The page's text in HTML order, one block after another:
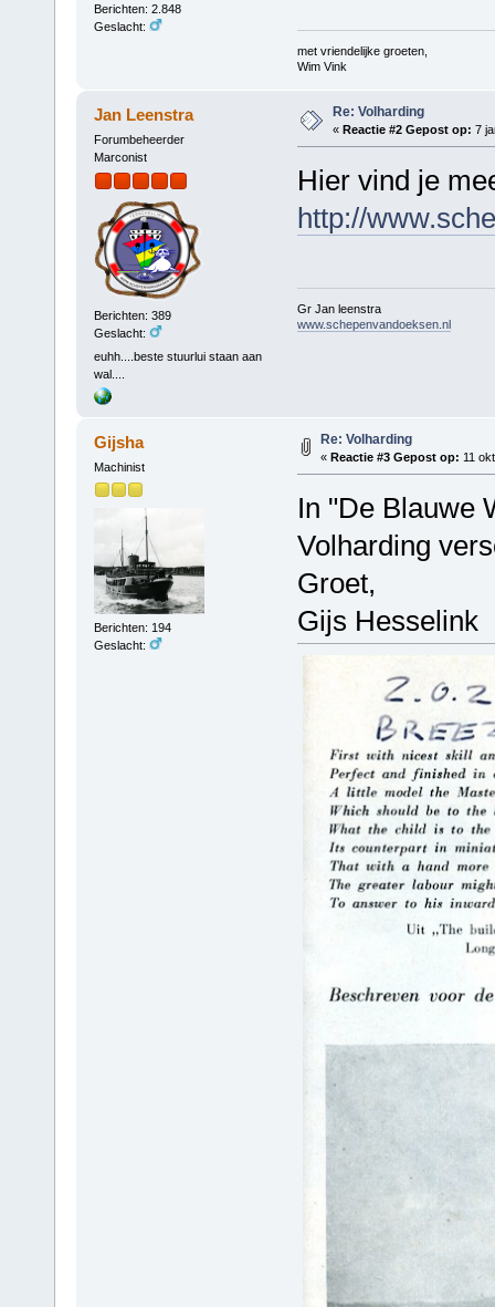
Berichten: 2.848
Geslacht:
met vriendelijke groeten,
Wim Vink
Jan Leenstra
Forumbeheerder
Marconist
Berichten: 389
Geslacht:
euhh....beste stuurlui staan aan
wal....
Re: Volharding
« Reactie #2 Gepost op: 7
Hier vind je
http://
Gr Jan leenstra
www.schepenvandoeksen.nl
Gijsha
Machinist
Berichten: 194
Geslacht:
Re: Volharding
« Reactie #3 Gepost op: 11
In "De Blauwe
Volharding
Groet,
Gijs Hesselink